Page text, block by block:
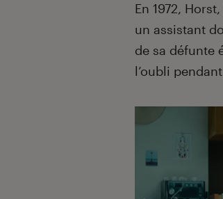
En 1972,
un assistant
de sa défunte
l’oubli